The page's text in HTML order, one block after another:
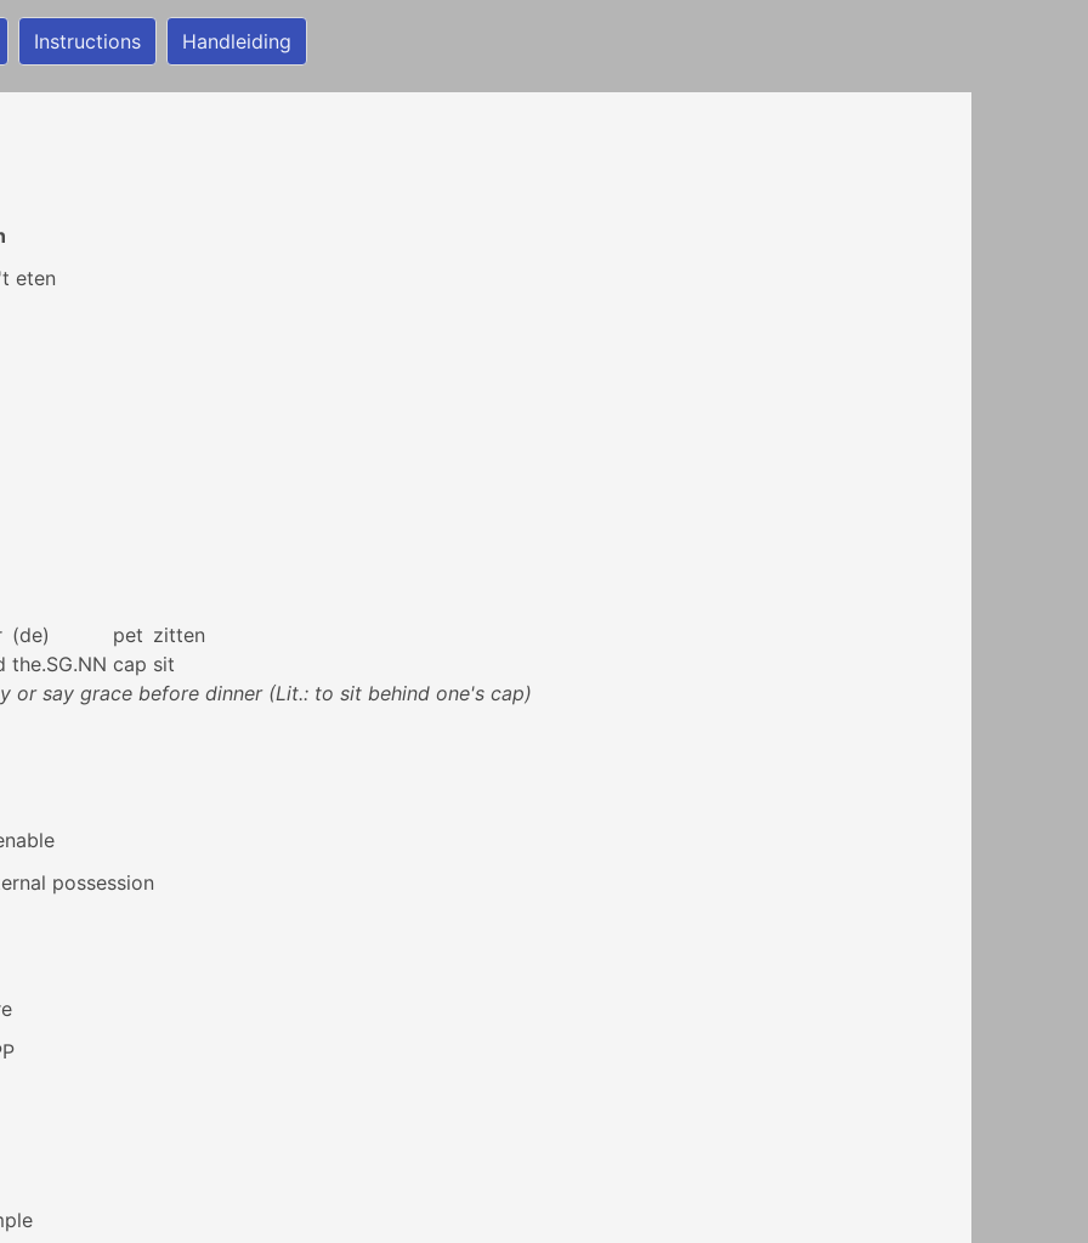
Instructions Handleiding
eten
(de)
the.SG.NN
pet
cap
zitten
sit
or say grace before dinner (Lit.: to sit behind one's cap)
possession